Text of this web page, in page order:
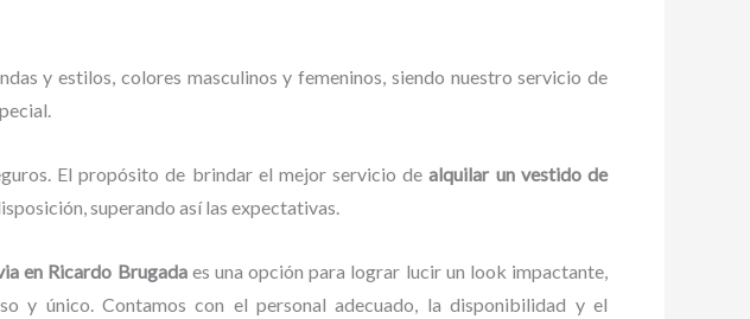
y estilos, colores masculinos y femeninos, siendo nuestro servicio de
El propósito de brindar el mejor servicio dealquilar un vestido de
superando así las expectativas.
en Ricardo Brugada es una opción para lograr lucir un look impactante,
y único. Contamos con el personal adecuado, la disponibilidad y el